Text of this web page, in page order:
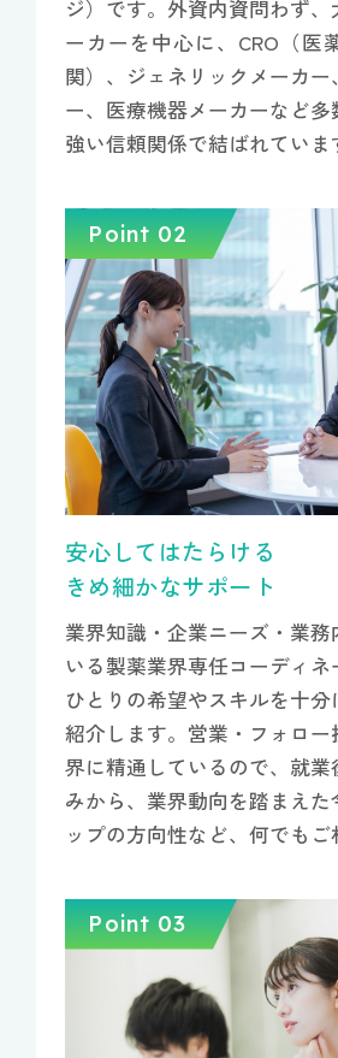
ジ）です。外資内資問わず、
ーカーを中心に、CRO（医
関）、ジェネリックメーカー
ー、医療機器メーカーなど多
強い信頼関係で結ばれていま
Point 02
安心してはたらける
きめ細かなサポート
業界知識・企業ニーズ・業務
いる製薬業界専任コーディネ
ひとりの希望やスキルを十
紹介します。営業・フォロ
界に精通しているので、就
みから、業界動向を踏まえた
ップの方向性など、何でもご
Point 03